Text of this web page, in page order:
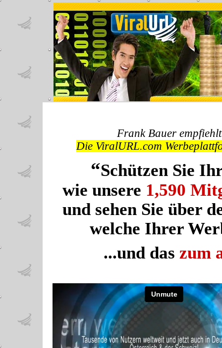
Frank Bauer
Die ViralURL.com
“Schützen Sie
wie unsere 1,590
und sehen Sie über
welche Ihrer
...und das zum